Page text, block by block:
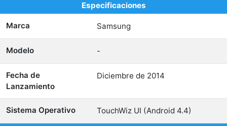
Especificaciones
Marca Samsung
Modelo -
Fecha de
Lanzamiento
Diciembre de 2014
Sistema Operativo TouchWiz UI (Android 4.4)